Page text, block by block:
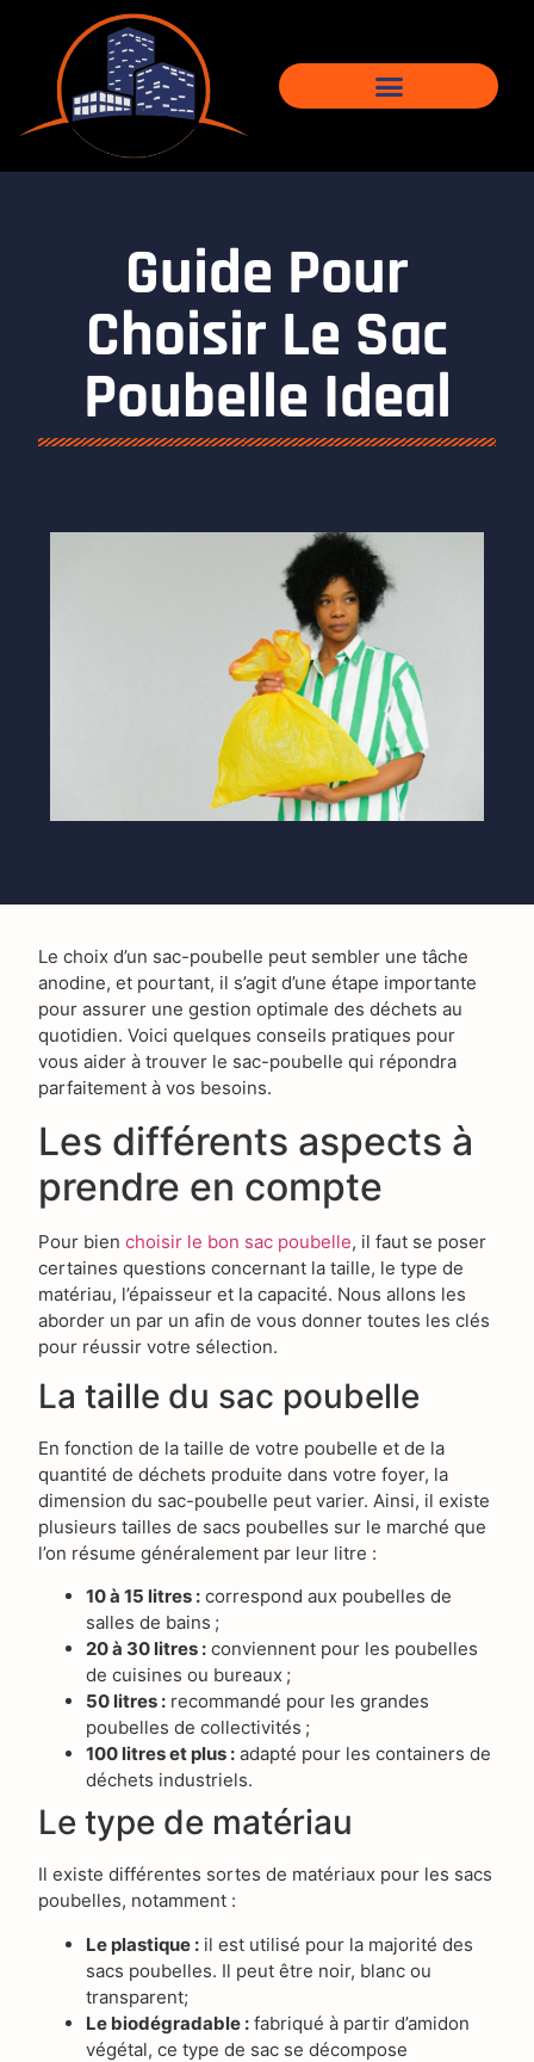
Guide Pour
Choisir Le Sac
Poubelle Ideal
Le choix d’un sac-poubelle peut sembler une tâche
anodine, et pourtant, il s’agit d’une étape importante
pour assurer une gestion optimale des déchets au
quotidien. Voici quelques conseils pratiques pour
vous aider à trouver le sac-poubelle qui répondra
parfaitement à vos besoins.
Les différents aspects à
prendre en compte
Pour bien choisir le bon sac poubelle, il faut se poser
certaines questions concernant la taille, le type de
matériau, l’épaisseur et la capacité. Nous allons les
aborder un par un afin de vous donner toutes les clés
pour réussir votre sélection.
La taille du sac poubelle
En fonction de la taille de votre poubelle et de la
quantité de déchets produite dans votre foyer, la
dimension du sac-poubelle peut varier. Ainsi, il existe
plusieurs tailles de sacs poubelles sur le marché que
l’on résume généralement par leur litre :
10 à 15 litres : correspond aux poubelles de
salles de bains ;
20 à 30 litres : conviennent pour les poubelles
de cuisines ou bureaux ;
50 litres : recommandé pour les grandes
poubelles de collectivités ;
100 litres et plus : adapté pour les containers de
déchets industriels.
Le type de matériau
Il existe différentes sortes de matériaux pour les sacs
poubelles, notamment :
Le plastique : il est utilisé pour la majorité des
sacs poubelles. Il peut être noir, blanc ou
transparent;
Le biodégradable : fabriqué à partir d’amidon
végétal, ce type de sac se décompose